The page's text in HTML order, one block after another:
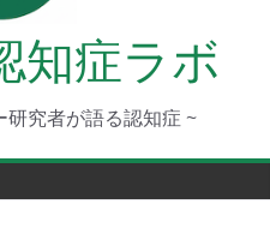
知症ラボ
究者が語る認知症 ~